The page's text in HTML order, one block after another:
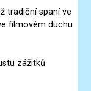
tradiční spaní ve
filmovém duchu
zážitků.